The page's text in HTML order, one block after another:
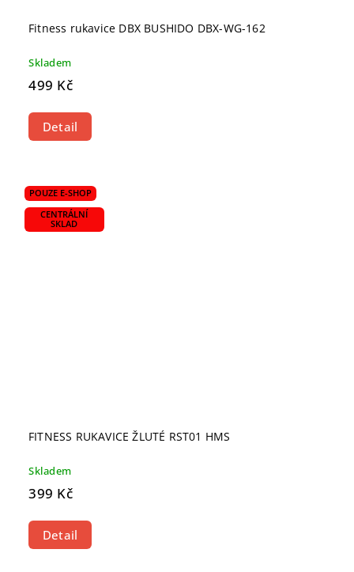
Fitness rukavice DBX BUSHIDO DBX-WG-162
Skladem
499 Kč
Detail
POUZE E-SHOP
CENTRÁLNÍ
SKLAD
FITNESS RUKAVICE ŽLUTÉ RST01 HMS
Skladem
399 Kč
Detail